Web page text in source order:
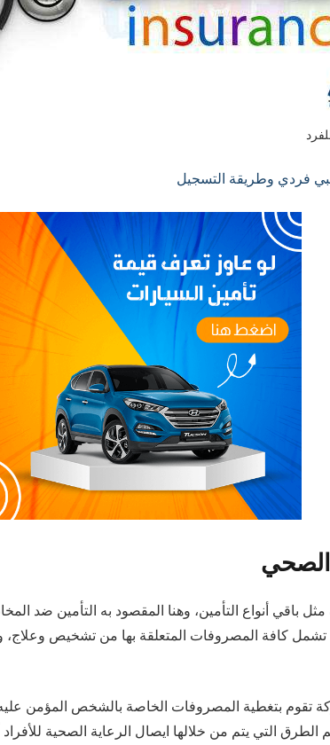
فردي وطريقة التسجيل
الصحي
مثل باقي أنواع التأمين، وهنا المقصود به التأمين ضد
تشمل كافة المصروفات المتعلقة بها من تشخيص
تقوم بتغطية المصروفات الخاصة بالشخص المؤمن
التي يتم من خلالها ايصال الرعاية الصحية للأفراد